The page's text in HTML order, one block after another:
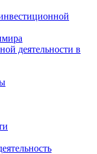
деятельности в